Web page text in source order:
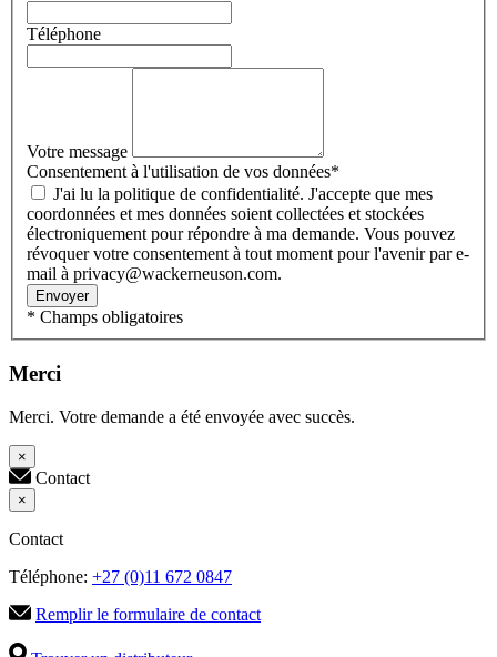
Téléphone
Votre message
Consentement à l'utilisation de vos données*
coordonnées et mes données soient collectées et stockées
électroniquement pour répondre à ma demande. Vous pouvez
révoquer votre consentement à tout moment pour l'avenir par e-
mail à privacy@wackerneuson.com.
Envoyer
* Champs obligatoires
Merci
Merci. Votre demande a été envoyée avec succès.
×
Contact
×
Contact
Téléphone: +27 (0)11 672 0847
Remplir le formulaire de contact